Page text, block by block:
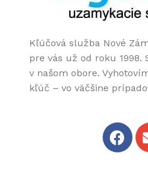
Kľúčová služba Nové
pre vás už od roku 1998.
v našom obore.
kľúč – vo väčšine